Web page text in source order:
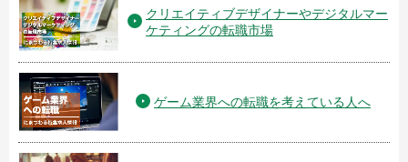
クリエイティブデザイナーやデジタルマー
ケティングの転職市場
ゲーム業界への転職を考えている人へ